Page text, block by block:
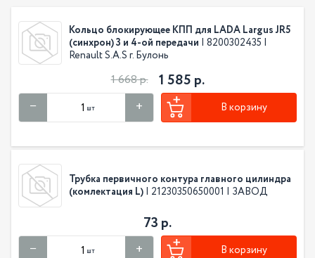
Кольцо блокирующее КПП для LADA Largus JR5
(синхрон) 3 и 4-ой передачи | 8200302435 |
Renault S.A.S г. Булонь
1 668 р. 1 585 р.
шт В корзину
Трубка первичного контура главного цилиндра
(комлектация L) | 21230350650001 | ЗАВОД
73 р.
шт В корзину